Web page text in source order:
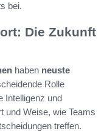
bei.
Die Zukunft
haben neuste
Rolle
Intelligenz und
und Weise, wie Teams
treffen.